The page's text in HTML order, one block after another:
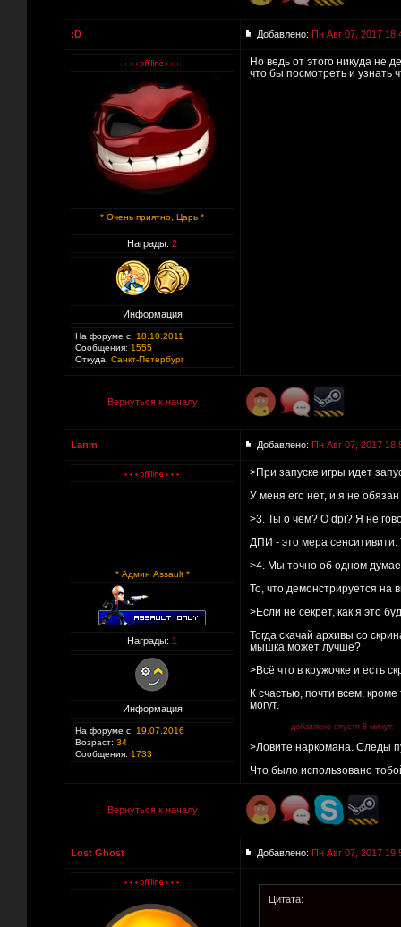
:D Добавлено: Пн Авг 07, 2017
* Очень приятно, Царь *
Награды: 2
Информация
На форуме с: 18.10.2011
Сообщения: 1555
Откуда: Санкт-Петербург
Но ведь от этого никуда не
что бы посмотреть и узнать
Вернуться к началу
Lanm Добавлено: Пн Авг 07, 2017
* Админ Assault *
Награды: 1
Информация
На форуме с: 19.07.2016
Возраст: 34
Сообщения: 1733
>При запуске игры идет
У меня его нет, и я не
>3. Ты о чем? О dpi? Я не
ДПИ - это мера сенситивити.
>4. Мы точно об одном
То, что демонстрируется на
>Если не секрет, как я это
Тогда скачай архивы со
мышка может лучше?
>Всё что в кружочке и есть
К счастью, почти всем,
могут.
- добавлено спустя 8 минут:
>Ловите наркомана. Следы
Что было использовано
Вернуться к началу
Lost Ghost Добавлено: Пн Авг 07, 2017
Цитата: